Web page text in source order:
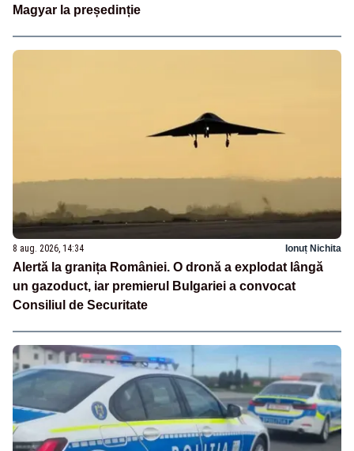
Magyar la președinție
8 aug. 2026, 14:34 Ionuț Nichita
Alertă la granița României. O dronă a explodat lângă
un gazoduct, iar premierul Bulgariei a convocat
Consiliul de Securitate